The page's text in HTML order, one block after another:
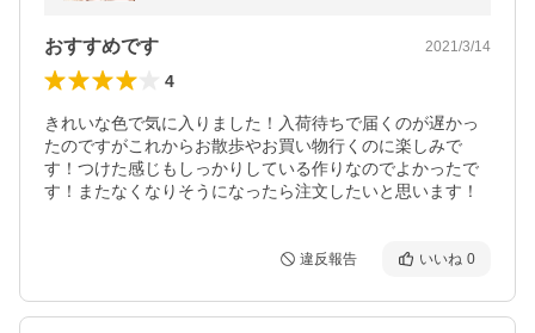
おすすめです 2021/3/14
4
きれいな色で気に入りました！入荷待ちで届くのが遅かっ
たのですがこれからお散歩やお買い物行くのに楽しみで
す！つけた感じもしっかりしている作りなのでよかったで
す！またなくなりそうになったら注文したいと思います！
違反報告 いいね 0